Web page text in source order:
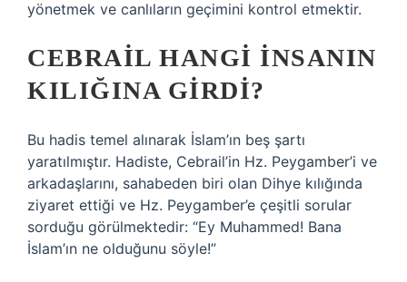
yönetmek ve canlıların geçimini kontrol etmektir.
CEBRAIL HANGI INSANIN
KILIĞINA GIRDI?
Bu hadis temel alınarak İslam’ın beş şartı
yaratılmıştır. Hadiste, Cebrail’in Hz. Peygamber’i ve
arkadaşlarını, sahabeden biri olan Dihye kılığında
ziyaret ettiği ve Hz. Peygamber’e çeşitli sorular
sorduğu görülmektedir: “Ey Muhammed! Bana
İslam’ın ne olduğunu söyle!”